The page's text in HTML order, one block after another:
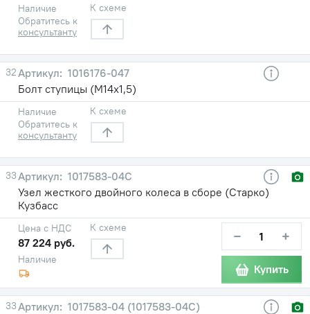
Наличие
Обратитесь к
консультанту
К схеме
32
1016176-047
Болт ступицы (М14х1,5)
Наличие
Обратитесь к
консультанту
К схеме
33
1017583-04С
Узел жесткого двойного колеса в сборе (Старко)
Кузбасс
Наличие
Цена с НДС
87 224 руб.
К схеме − +
Купить
33
1017583-04 (1017583-04С)